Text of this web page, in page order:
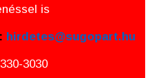
is
hirdetes@sugopart.hu
3030